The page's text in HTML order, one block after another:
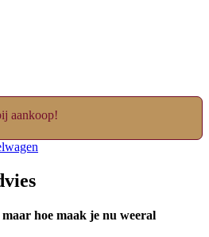
aankoop!
hoe maak je nu weeral